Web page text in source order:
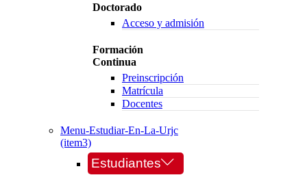
Doctorado
Acceso y admisión
Formación
Continua
Preinscripción
Matrícula
Docentes
Menu-Estudiar-En-La-Urjc
(item3)
Estudiantes